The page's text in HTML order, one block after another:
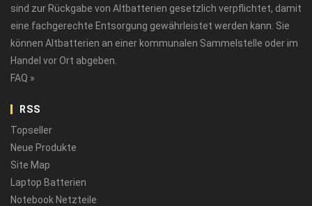
sind zur Rückgabe von Altbatterien gesetzlich verpflichtet, damit
eine fachgerechte Entsorgung gewährleistet werden kann. Sie
können Altbatterien an einer kommunalen Sammelstelle oder im
Handel vor Ort abgeben.
FAQ »
RSS
Topseller
Neue Produkte
Site Map
Laptop Batterien
Notebook Netzteile